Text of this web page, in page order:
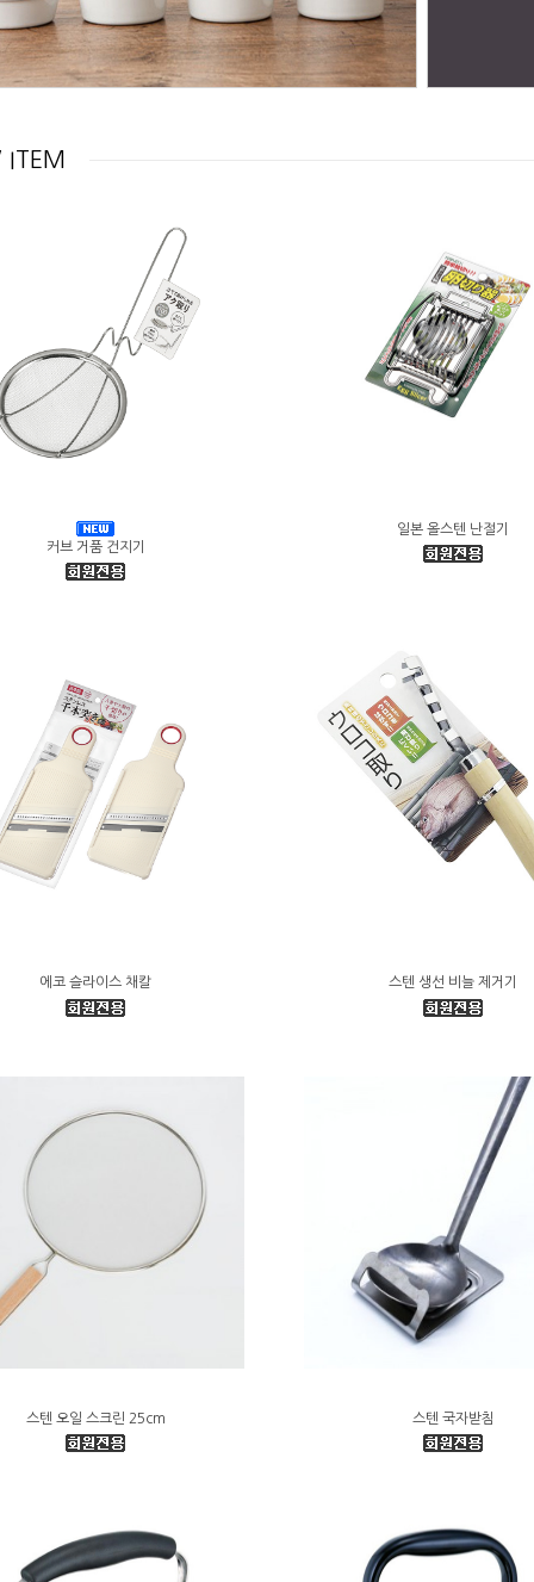
ITEM
커브 거품 건지기
일본 올스텐 난절기
에코 슬라이스 채칼 스텐 생선 비늘 제거기
스텐 오일 스크린 25cm 스텐 국자받침